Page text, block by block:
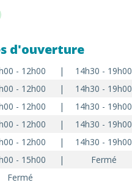
d'ouverture
- 12h00 |
14h30 - 19h00
- 12h00 |
14h30 - 19h00
- 12h00 |
14h30 - 19h00
- 12h00 |
14h30 - 19h00
- 12h00 |
14h30 - 19h00
- 15h00 |
Fermé
Fermé